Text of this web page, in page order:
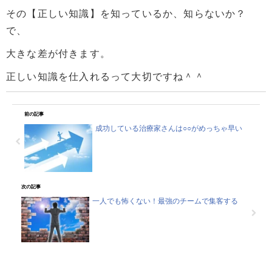
その【正しい知識】を知っているか、知らないか？
で、
大きな差が付きます。
正しい知識を仕入れるって大切ですね＾＾
前の記事
成功している治療家さんは○○がめっちゃ早い
次の記事
一人でも怖くない！最強のチームで集客する